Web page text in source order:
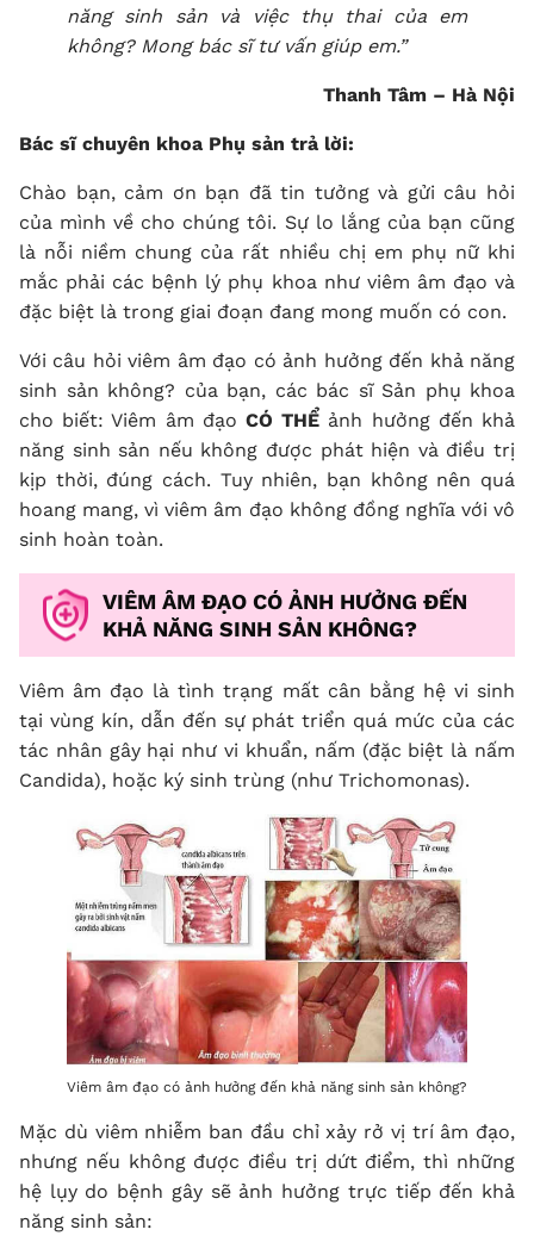
năng sinh sảnvà việc thụ thai của em
không? Mong bác sĩ tư vấn giúp em.”
Thanh Tâm – Hà Nội
Bác sĩ chuyên khoa Phụ sản trả lời:
Chào bạn, cảm ơn bạn đã tin tưởng và gửi câu hỏi
của mình về cho chúng tôi. Sự lo lắng của bạn cũng
là nỗi niềm chung của rất nhiều chị em phụ nữ khi
mắc phải các bệnh lý phụ khoa như viêm âm đạo và
đặc biệt là trong giai đoạn đang mong muốn có con.
Với câu hỏi viêm âm đạo có ảnh hưởng đến khả năng
sinh sản không? của bạn, các bác sĩ Sản phụ khoa
cho biết: Viêm âm đạo CÓ THỂ ảnh hưởng đến khả
năng sinh sản nếu không được phát hiện và điều trị
kịp thời, đúng cách. Tuy nhiên, bạn không nên quá
hoang mang, vì viêm âm đạo không đồng nghĩa với vô
sinh hoàn toàn.
VIÊM ÂM ĐẠO CÓ ẢNH HƯỞNG ĐẾN
KHẢ NĂNG SINH SẢN KHÔNG?
Viêm âm đạo là tình trạng mất cân bằng hệ vi sinh
tại vùng kín, dẫn đến sự phát triển quá mức của các
tác nhân gây hại như vi khuẩn, nấm (đặc biệt là nấm
Candida), hoặc ký sinh trùng (như Trichomonas).
Viêm âm đạo có ảnh hưởng đến khả năng sinh sản không?
Mặc dù viêm nhiễm ban đầu chỉ xảy rở vị trí âm đạo,
nhưng nếu không được điều trị dứt điểm, thì những
hệ lụy do bệnh gây sẽ ảnh hưởng trực tiếp đến khả
năng sinh sản: